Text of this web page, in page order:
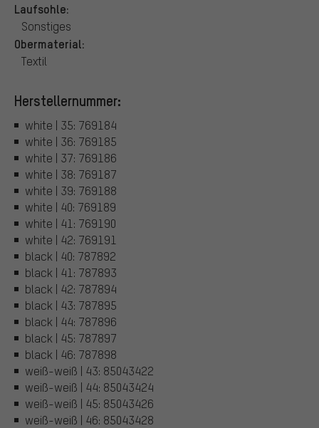
Laufsohle:
Sonstiges
Obermaterial:
Textil
Herstellernummer:
white | 35: 769184
white | 36: 769185
white | 37: 769186
white | 38: 769187
white | 39: 769188
white | 40: 769189
white | 41: 769190
white | 42: 769191
black | 40: 787892
black | 41: 787893
black | 42: 787894
black | 43: 787895
black | 44: 787896
black | 45: 787897
black | 46: 787898
weiß-weiß | 43: 85043422
weiß-weiß | 44: 85043424
weiß-weiß | 45: 85043426
weiß-weiß | 46: 85043428